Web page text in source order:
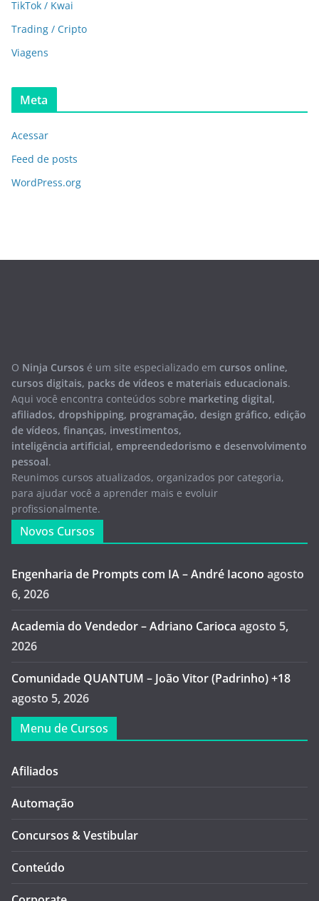
TikTok / Kwai
Trading / Cripto
Viagens
Meta
Acessar
Feed de posts
WordPress.org
O Ninja Cursos é um site especializado em cursos online,
cursos digitais, packs de vídeos e materiais educacionais.
Aqui você encontra conteúdos sobre marketing digital,
afiliados, dropshipping, programação, design gráfico, edição
de vídeos, finanças, investimentos,
inteligência artificial, empreendedorismo e desenvolvimento
pessoal.
Reunimos cursos atualizados, organizados por categoria,
para ajudar você a aprender mais e evoluir
profissionalmente.
Novos Cursos
Engenharia de Prompts com IA – André Iacono agosto
6, 2026
Academia do Vendedor – Adriano Carioca agosto 5,
2026
Comunidade QUANTUM – João Vitor (Padrinho) +18
agosto 5, 2026
Menu de Cursos
Afiliados
Automação
Concursos & Vestibular
Conteúdo